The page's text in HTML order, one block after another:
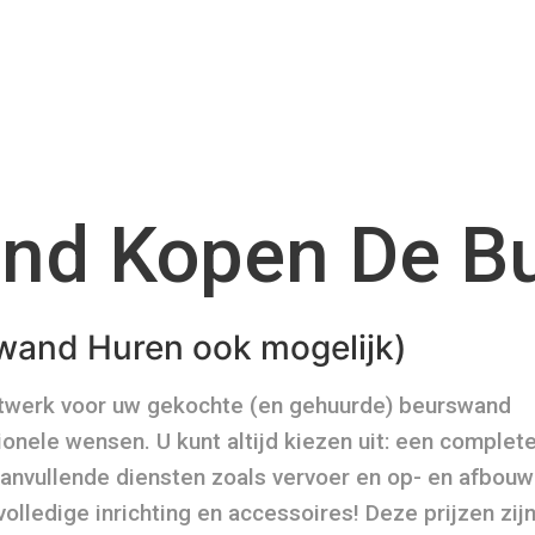
Kopen De
Huren ook mogelijk)
voor uw gekochte (en gehuurde) beurswand
wensen. U kunt altijd kiezen uit: een complete
diensten zoals vervoer en op- en afbouw
inrichting en accessoires! Deze prijzen zijn